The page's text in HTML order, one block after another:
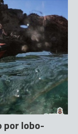
por lobo-